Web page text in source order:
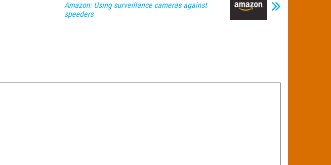
Amazon: Using surveillance cameras against
speeders